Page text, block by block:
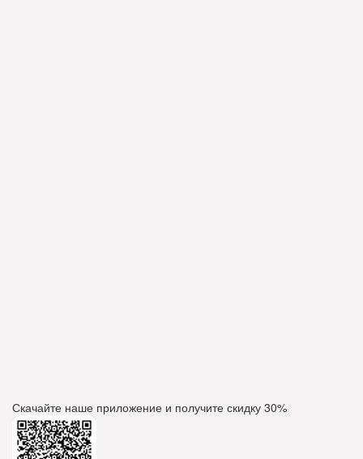
Скачайте наше приложение и получите скидку 30%